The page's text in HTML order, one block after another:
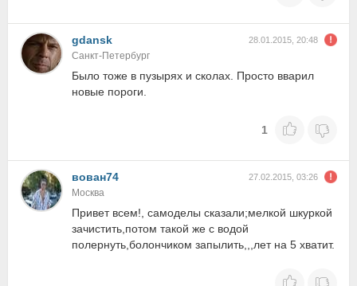
gdansk 28.01.2015, 20:48
Санкт-Петербург
Было тоже в пузырях и сколах. Просто вварил
новые пороги.
1
вован74 27.02.2015, 03:26
Москва
Привет всем!, самоделы сказали;мелкой шкуркой
зачистить,потом такой же с водой
полернуть,болончиком запылить,,,лет на 5 хватит.